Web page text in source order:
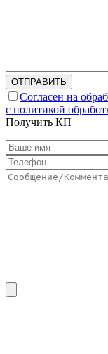
ОТПРАВИТЬ
Согласен на
с политикой
Получить КП